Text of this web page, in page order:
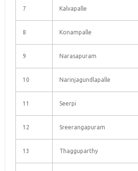
7 Kalvapalle
8 Konampalle
9 Narasapuram
10 Narinjagundlapalle
11 Seerpi
12 Sreerangapuram
13 Thagguparthy